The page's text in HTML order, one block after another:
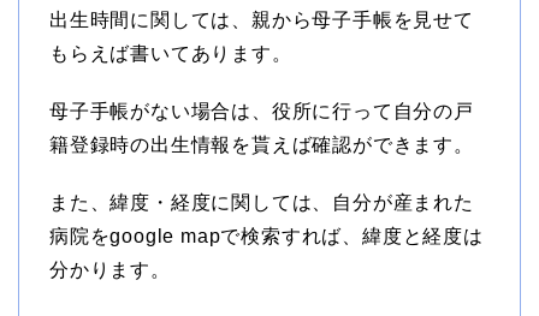
出生時間に関しては、親から母子手帳を見せて
もらえば書いてあります。
母子手帳がない場合は、役所に行って自分の戸
籍登録時の出生情報を貰えば確認ができます。
また、緯度・経度に関しては、自分が産まれた
病院をgoogle mapで検索すれば、緯度と経度は
分かります。